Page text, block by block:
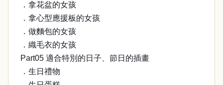
．拿花盆的女孩
．拿心型應援板的女孩
．做麵包的女孩
．織毛衣的女孩
Part05 適合特別的日子、節日的插畫
．生日禮物